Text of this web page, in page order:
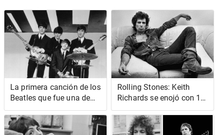
La primera canción de los
Beatles que fue una de
las 'actuaciones más
emocionantes' de la
banda, según Fab Four
Rolling Stones: Keith
Richards se enojó con 1
grupo de fanáticos de la
música que criticaron a la
banda